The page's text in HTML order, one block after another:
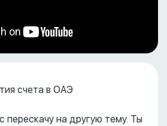
счета в ОАЭ
перескачу на другую тему. Ты